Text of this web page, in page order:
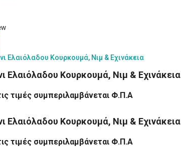
Ελαιόλαδου Κουρκουμά, Νιμ & Εχινάκεια
τιμές συμπεριλαμβάνεται Φ.Π.Α
Ελαιόλαδου Κουρκουμά, Νιμ & Εχινάκεια
τιμές συμπεριλαμβάνεται Φ.Π.Α